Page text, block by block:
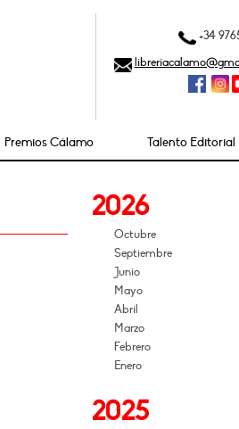
+34
Premios Cálamo Talento Editorial
2026
Octubre
Septiembre
Junio
Mayo
Abril
Marzo
Febrero
Enero
2025